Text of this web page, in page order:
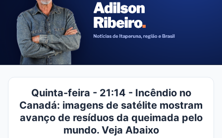
Quinta-feira - 21:14 - Incêndio no
Canadá: imagens de satélite mostram
avanço de resíduos da queimada pelo
mundo. Veja Abaixo